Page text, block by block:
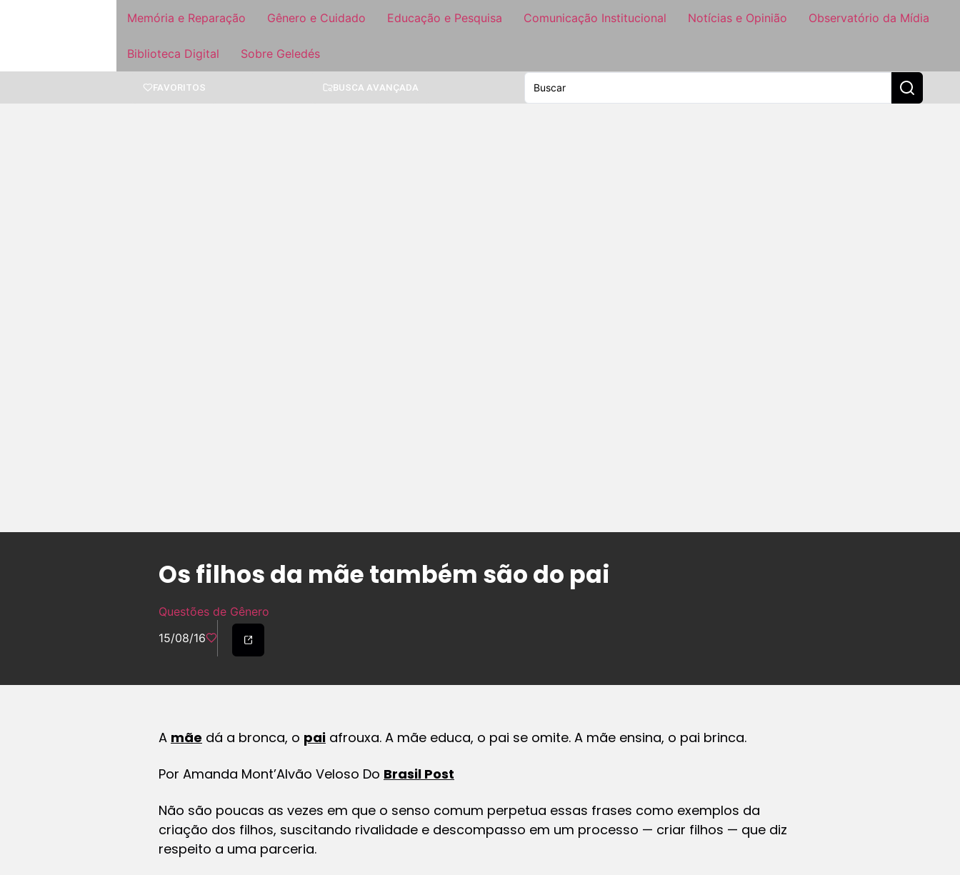
Memória e Reparação Gênero e Cuidado Educação e Pesquisa Comunicação Institucional Notícias e Opinião Observatório da Mídia
Biblioteca Digital Sobre Geledés
FAVORITOS BUSCA AVANÇADA
Os filhos da mãe também são do pai
Questões de Gênero
15/08/16
A mãe dá a bronca, o pai afrouxa. A mãe educa, o pai se omite. A mãe ensina, o pai brinca.
Por Amanda Mont’Alvão Veloso Do Brasil Post
Não são poucas as vezes em que o senso comum perpetua essas frases como exemplos da
criação dos filhos, suscitando rivalidade e descompasso em um processo — criar filhos — que diz
respeito a uma parceria.